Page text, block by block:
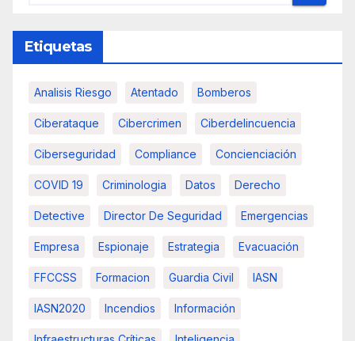
Etiquetas
Analisis Riesgo Atentado Bomberos
Ciberataque Cibercrimen Ciberdelincuencia
Ciberseguridad Compliance Concienciación
COVID 19 Criminologia Datos Derecho
Detective Director De Seguridad Emergencias
Empresa Espionaje Estrategia Evacuación
FFCCSS Formacion Guardia Civil IASN
IASN2020 Incendios Información